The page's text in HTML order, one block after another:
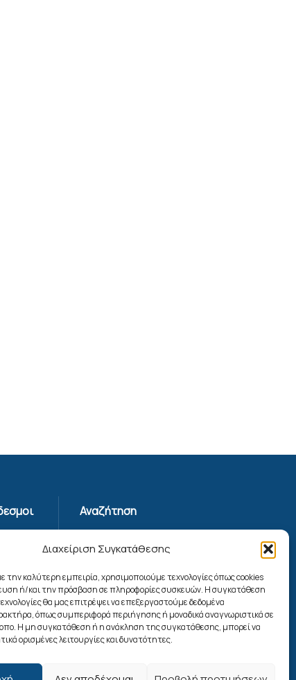
Διαχείριση Συγκατάθεσης
την καλύτερη εμπειρία, χρησιμοποιούμε τεχνολογίες όπως cookies
ή/και την πρόσβαση σε πληροφορίες συσκευών. Η συγκατάθεση
θα μας επιτρέψει να επεξεργαστούμε δεδομένα
όπως συμπεριφορά περιήγησης ή μοναδικά αναγνωριστικά σε
Η μη συγκατάθεση ή η ανάκληση της συγκατάθεσης, μπορεί να
ορισμένες λειτουργίες και δυνατότητες.
Αναζήτηση
Ακολουθήστε μας